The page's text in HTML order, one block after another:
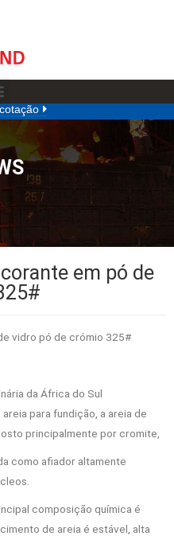
em pó de
vidro pó de crómio 325#
da África do Sul
para fundição, a areia de
principalmente por cromite,
como afiador altamente
composição química é
de areia é estável, alta